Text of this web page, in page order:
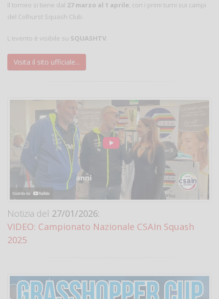
Il torneo si tiene dal 27 marzo al 1 aprile, con i primi turni sui campi
del Colhurst Squash Club.
L'evento è visibile su SQUASHTV.
Visita il sito ufficiale...
Notizia del 27/01/2026:
VIDEO: Campionato Nazionale CSAIn Squash
2025